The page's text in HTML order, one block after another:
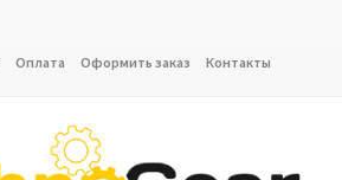
Оплата Оформить заказ Контакты